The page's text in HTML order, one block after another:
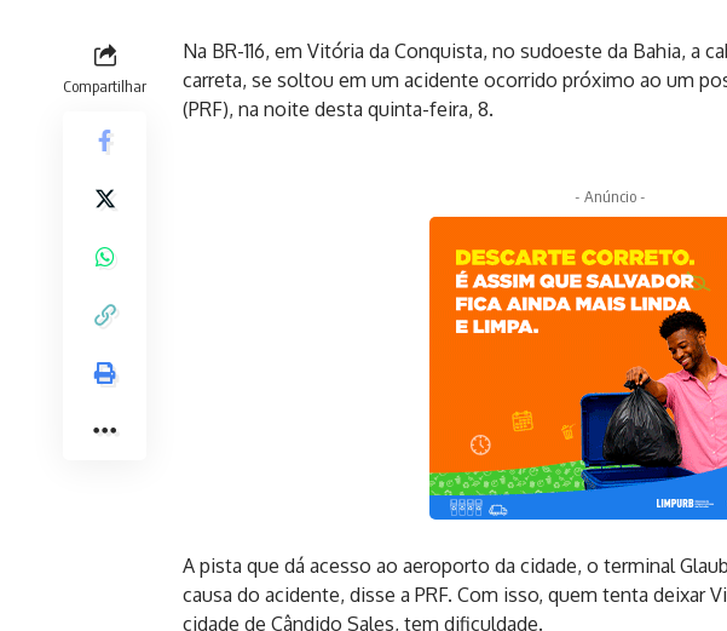
Compartilhar
Na BR-116, em Vitória da Conquista, no sudoeste da Bahia, a
carreta, se soltou em um acidente ocorrido próximo ao um
(PRF), na noite desta quinta-feira, 8.
- Anúncio -
A pista que dá acesso ao aeroporto da cidade, o terminal
causa do acidente, disse a PRF. Com isso, quem tenta deixar
cidade de Cândido Sales, tem dificuldade.